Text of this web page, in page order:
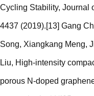
Cycling Stability, Journal
4437 (2019).[13] Gang
Song, Xiangkang Meng,
Liu, High-intensity
porous N-doped